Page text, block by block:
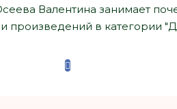
Валентина занимает
произведений в категории